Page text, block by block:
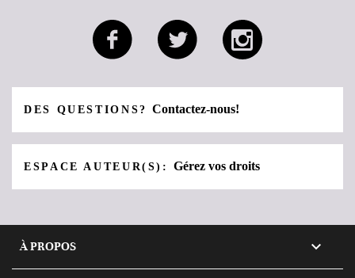
DES QUESTIONS?Contactez-nous!
ESPACE AUTEUR(S):Gérez vos droits
À PROPOS 